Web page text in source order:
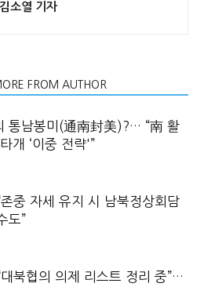
김소열 기자
FROM AUTHOR
통남봉미(通南封美)?… “南 활
개 ‘이중 전략'”
존중 자세 유지 시 남북정상회담
도”
북협의 의제 리스트 정리 중”…